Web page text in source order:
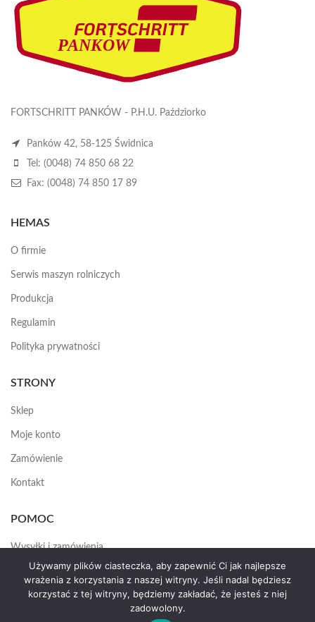
FORTSCHRITT PANKÓW - P.H.U. Paździorko
Panków 42, 58-125 Świdnica
Tel: (0048) 74 850 68 22
Fax: (0048) 74 850 17 89
HEMAS
O firmie
Serwis maszyn rolniczych
Produkcja
Regulamin
Polityka prywatności
STRONY
Sklep
Moje konto
Zamówienie
Kontakt
POMOC
Wysyłki i zamówienia
Jak założyć konto
Używamy plików ciasteczka, aby zapewnić Ci jak najlepsze
wrażenia z korzystania z naszej witryny. Jeśli nadal będziesz
korzystać z tej witryny, będziemy zakładać, że jesteś z niej
zadowolony.